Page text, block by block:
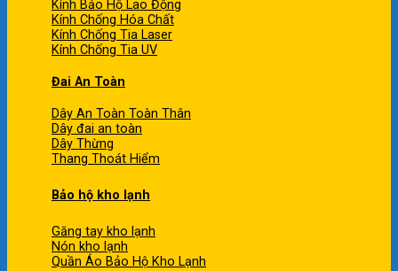
Kính Bảo Hộ Lao Động
Kính Chống Hóa Chất
Kính Chống Tia Laser
Kính Chống Tia UV
Đai An Toàn
Dây An Toàn Toàn Thân
Dây đai an toàn
Dây Thừng
Thang Thoát Hiểm
Bảo hộ kho lạnh
Găng tay kho lạnh
Nón kho lạnh
Quần Áo Bảo Hộ Kho Lạnh